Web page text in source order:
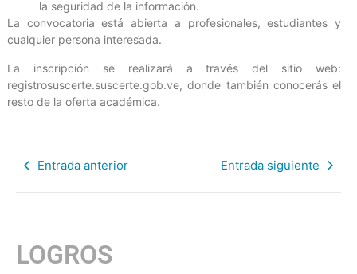
la seguridad de la información.
La convocatoria está abierta a profesionales, estudiantes y
cualquier persona interesada.
La inscripción se realizará a través del sitio web:
registrosuscerte.suscerte.gob.ve, donde también conocerás el
resto de la oferta académica.
Entrada anterior Entrada siguiente
LOGROS